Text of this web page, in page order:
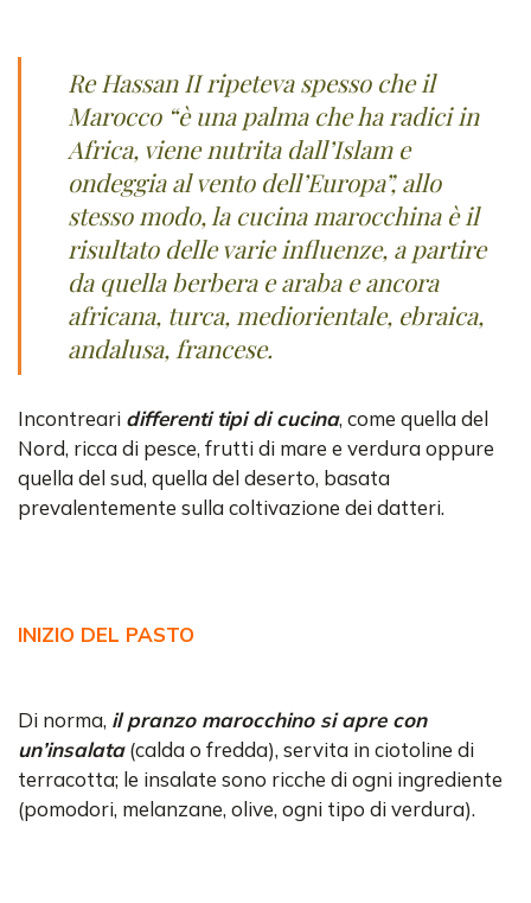
Re Hassan II ripeteva spesso che il
Marocco “è una palma che ha radici in
Africa, viene nutrita dall’Islam e
ondeggia al vento dell’Europa”, allo
stesso modo, la cucina marocchina è il
risultato delle varie influenze, a partire
da quella berbera e araba e ancora
africana, turca, mediorientale, ebraica,
andalusa, francese.
Incontreari differenti tipi di cucina, come quella del
Nord, ricca di pesce, frutti di mare e verdura oppure
quella del sud, quella del deserto, basata
prevalentemente sulla coltivazione dei datteri.
INIZIO DEL PASTO
Di norma, il pranzo marocchino si apre con
un’insalata(calda o fredda), servita in ciotoline di
terracotta; le insalate sono ricche di ogni ingrediente
(pomodori, melanzane, olive, ogni tipo di verdura).